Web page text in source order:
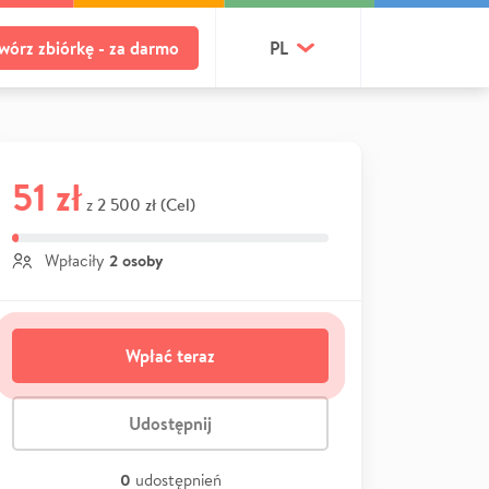
zbiórkę - za darmo PL
51 zł z 2 500 zł (Cel)
Wpłaciły 2 osoby
Wpłać teraz
Udostępnij
0 udostępnień